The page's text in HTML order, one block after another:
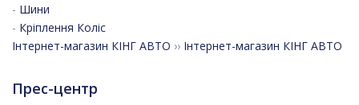
- Шини
- Кріплення Коліс
Інтернет-магазин КІНГ АВТО ›› Інтернет-магазин КІНГ АВТО
Прес-центр